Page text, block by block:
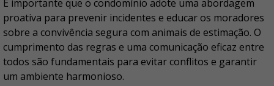
É importante que o condomínio adote uma abordagem
proativa para prevenir incidentes e educar os moradores
sobre a convivência segura com animais de estimação. O
cumprimento das regras e uma comunicação eficaz entre
todos são fundamentais para evitar conflitos e garantir
um ambiente harmonioso.